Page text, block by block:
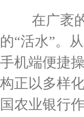
在广袤的
的“活水”。
手机端便捷
构正以多样
国农业银行